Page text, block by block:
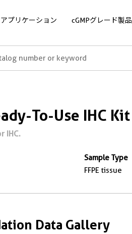
アプリケーション cGMPグレード製品
To-Use IHC Kit
IHC.
Sample Type
FFPE tissue
Data Gallery